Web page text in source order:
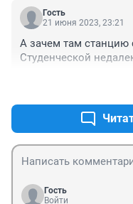
Маркса. Это же не
Гость
21 июня 2023, 23:21
А зачем там станцию
Студенческой
Гость
Войти